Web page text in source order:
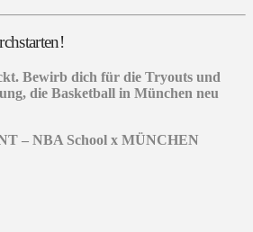
Bewirb dich für die Tryouts und
die Basketball in München neu
– NBA School x MÜNCHEN